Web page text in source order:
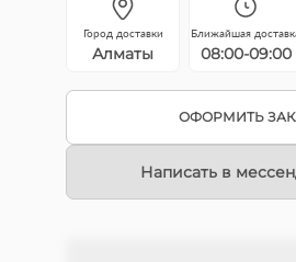
Город доставки
Алматы
Ближайшая
08:00-09:00
ОФОРМИТЬ
Написать в